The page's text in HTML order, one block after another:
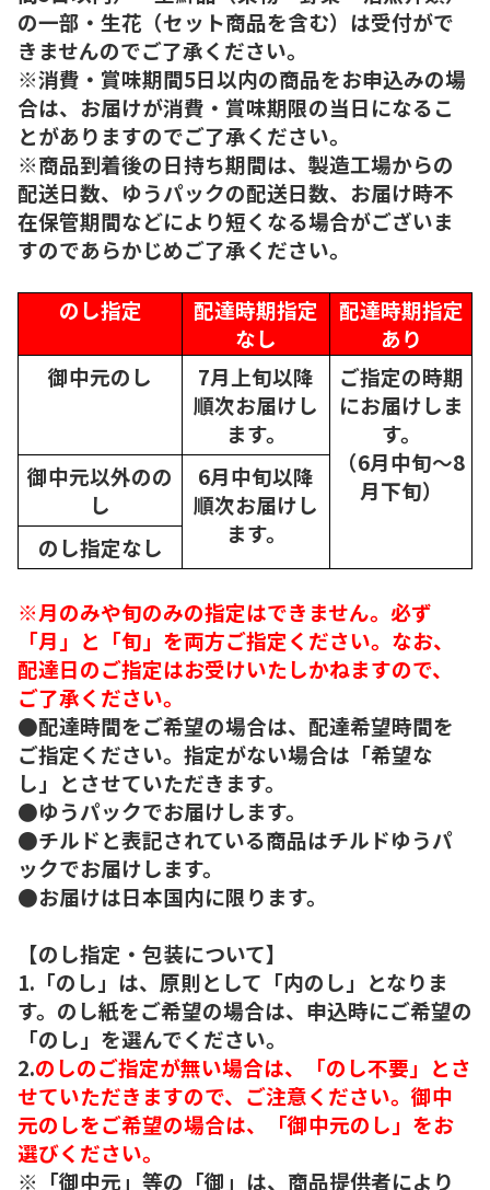
の一部・生花（セット商品を含む）は受付がで
きませんのでご了承ください。
※消費・賞味期間5日以内の商品をお申込みの場
合は、お届けが消費・賞味期限の当日になるこ
とがありますのでご了承ください。
※商品到着後の日持ち期間は、製造工場からの
配送日数、ゆうパックの配送日数、お届け時不
在保管期間などにより短くなる場合がございま
すのであらかじめご了承ください。
のし指定
配達時期指定
なし
配達時期指定
あり
御中元のし
7月上旬以降
順次お届けし
ます。
ご指定の時期
にお届けしま
す。
（6月中旬～8
月下旬）
御中元以外のの
し
6月中旬以降
順次お届けし
ます。
のし指定なし
※月のみや旬のみの指定はできません。必ず
「月」と「旬」を両方ご指定ください。なお、
配達日のご指定はお受けいたしかねますので、
ご了承ください。
●配達時間をご希望の場合は、配達希望時間を
ご指定ください。指定がない場合は「希望な
し」とさせていただきます。
●ゆうパックでお届けします。
●チルドと表記されている商品はチルドゆうパ
ックでお届けします。
●お届けは日本国内に限ります。
【のし指定・包装について】
1.「のし」は、原則として「内のし」となりま
す。のし紙をご希望の場合は、申込時にご希望の
「のし」を選んでください。
2.のしのご指定が無い場合は、「のし不要」とさ
せていただきますので、ご注意ください。御中
元のしをご希望の場合は、「御中元のし」をお
選びください。
※「御中元」等の「御」は、商品提供者により